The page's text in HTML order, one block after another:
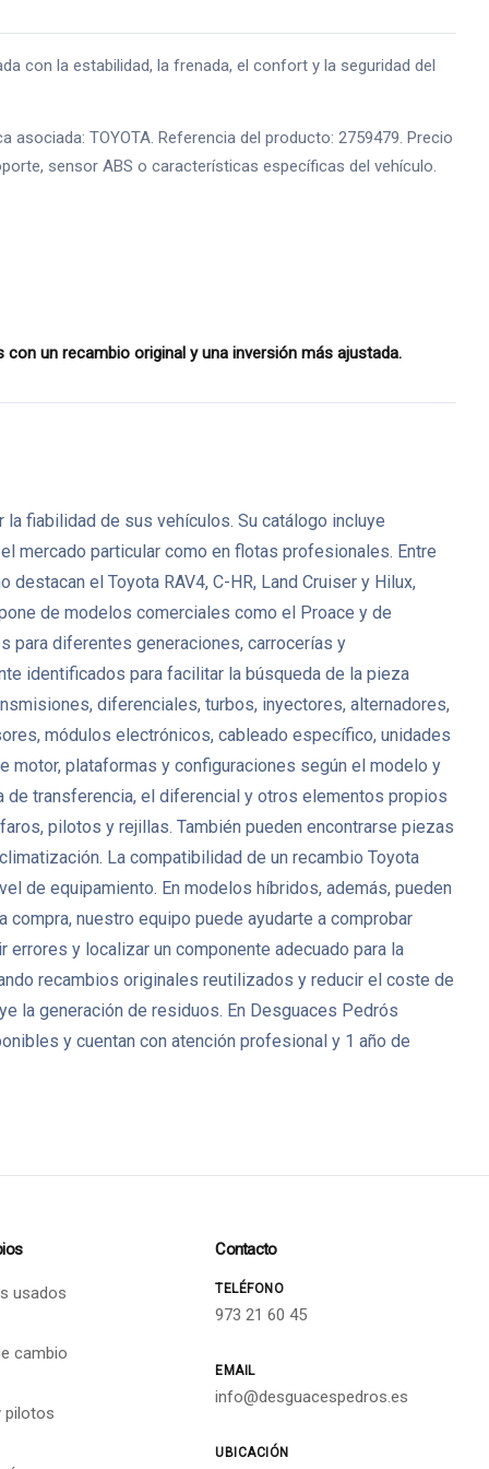
con la estabilidad, la frenada, el confort y la seguridad del
TOYOTA. Referencia del producto: 2759479. Precio
sensor ABS o características específicas del vehículo.
con un recambio original y una inversión más ajustada.
fiabilidad de sus vehículos. Su catálogo incluye
mercado particular como en flotas profesionales. Entre
el Toyota RAV4, C-HR, Land Cruiser y Hilux,
de modelos comerciales como el Proace y de
para diferentes generaciones, carrocerías y
identificados para facilitar la búsqueda de la pieza
diferenciales, turbos, inyectores, alternadores,
módulos electrónicos, cableado específico, unidades
plataformas y configuraciones según el modelo y
de transferencia, el diferencial y otros elementos propios
pilotos y rejillas. También pueden encontrarse piezas
La compatibilidad de un recambio Toyota
de equipamiento. En modelos híbridos, además, pueden
nuestro equipo puede ayudarte a comprobar
y localizar un componente adecuado para la
recambios originales reutilizados y reducir el coste de
la generación de residuos. En Desguaces Pedrós
y cuentan con atención profesional y 1 año de
usados
cambio
pilotos
Contacto
TELÉFONO
973 21 60 45
EMAIL
info@desguacespedros.es
UBICACIÓN